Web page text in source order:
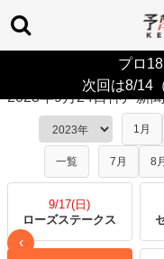
プロ
次回は8/14
> 2023年9月24日
2023年9月24日神戸新
1月
一覧 7月 8月
‹
9/17(日)
ローズステークス